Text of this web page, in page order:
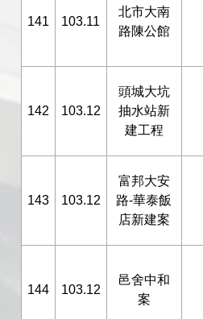
141 103.11
北市大南
路陳公館
142 103.12
頭城大坑
抽水站新
建工程
143 103.12
富邦大安
路-華泰飯
店新建案
144 103.12
邑舍中和
案